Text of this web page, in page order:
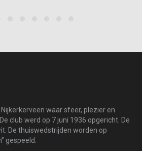
waar sfeer, plezier en
club werd op 7 juni 1936 opgericht. De
De thuiswedstrijden worden op
gespeeld.